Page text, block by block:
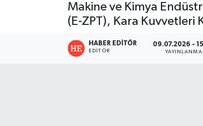
Makine ve Kimya
(E-ZPT), Kara Kuvvetleri
HABER EDITÖR
EDITÖR
09.07.2026 -
YAYINLANMA
Haber Arşivi